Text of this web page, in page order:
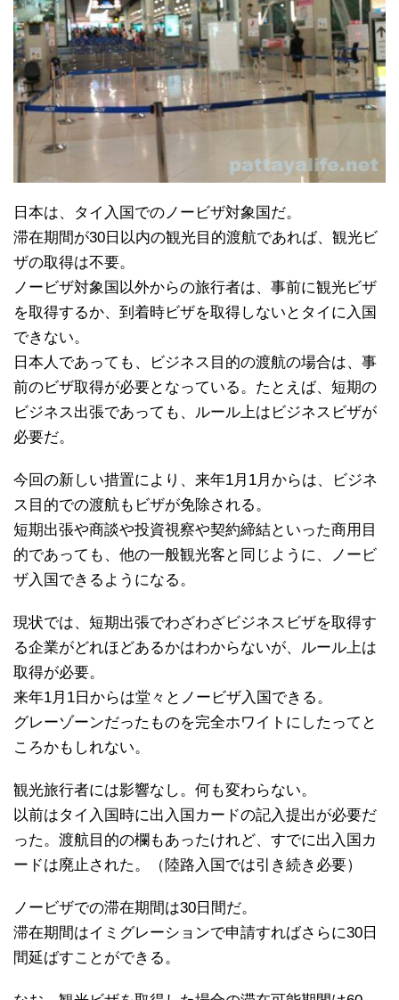
日本は、タイ入国でのノービザ対象国だ。
滞在期間が30日以内の観光目的渡航であれば、観光ビ
ザの取得は不要。
ノービザ対象国以外からの旅行者は、事前に観光ビザ
を取得するか、到着時ビザを取得しないとタイに入国
できない。
日本人であっても、ビジネス目的の渡航の場合は、事
前のビザ取得が必要となっている。たとえば、短期の
ビジネス出張であっても、ルール上はビジネスビザが
必要だ。
今回の新しい措置により、来年1月1月からは、ビジネ
ス目的での渡航もビザが免除される。
短期出張や商談や投資視察や契約締結といった商用目
的であっても、他の一般観光客と同じように、ノービ
ザ入国できるようになる。
現状では、短期出張でわざわざビジネスビザを取得す
る企業がどれほどあるかはわからないが、ルール上は
取得が必要。
来年1月1日からは堂々とノービザ入国できる。
グレーゾーンだったものを完全ホワイトにしたってと
ころかもしれない。
観光旅行者には影響なし。何も変わらない。
以前はタイ入国時に出入国カードの記入提出が必要だ
った。渡航目的の欄もあったけれど、すでに出入国カ
ードは廃止された。（陸路入国では引き続き必要）
ノービザでの滞在期間は30日間だ。
滞在期間はイミグレーションで申請すればさらに30日
間延ばすことができる。